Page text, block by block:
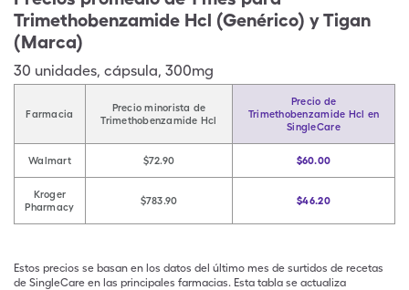
Trimethobenzamide Hcl (Genérico) y Tigan
(Marca)
30 unidades, cápsula, 300mg
Farmacia
Precio minorista de
Trimethobenzamide Hcl
Precio de
Trimethobenzamide Hcl en
SingleCare
Walmart $72.90 $60.00
Kroger
Pharmacy
$783.90 $46.20
Estos precios se basan en los datos del último mes de surtidos de recetas
de SingleCare en las principales farmacias. Esta tabla se actualiza